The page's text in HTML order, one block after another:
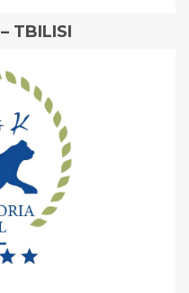
TBILISI